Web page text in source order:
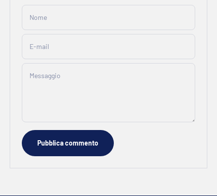
Nome
E-mail
Messaggio
Pubblica commento